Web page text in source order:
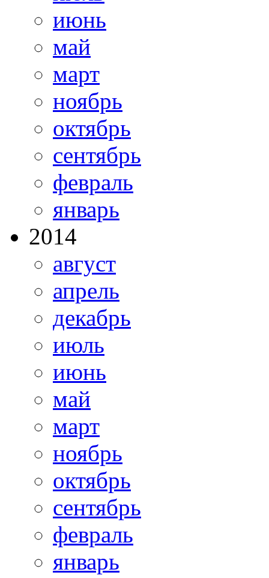
июнь
май
март
ноябрь
октябрь
сентябрь
февраль
январь
2014
август
апрель
декабрь
июль
июнь
май
март
ноябрь
октябрь
сентябрь
февраль
январь